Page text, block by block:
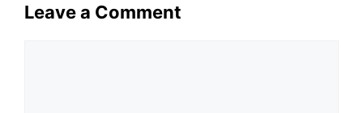
Leave a Comment